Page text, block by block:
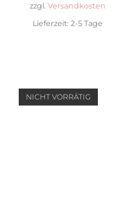
zzgl. Versandkosten
Lieferzeit: 2-5 Tage
NICHT VORRÄTIG